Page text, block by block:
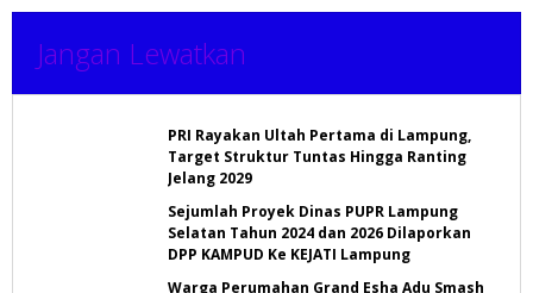
Jangan Lewatkan
PRI Rayakan Ultah Pertama di Lampung,
Target Struktur Tuntas Hingga Ranting
Jelang 2029
Sejumlah Proyek Dinas PUPR Lampung
Selatan Tahun 2024 dan 2026 Dilaporkan
DPP KAMPUD Ke KEJATI Lampung
Warga Perumahan Grand Esha Adu Smash